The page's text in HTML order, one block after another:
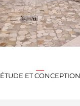
ÉTUDE ET CONCEPTION